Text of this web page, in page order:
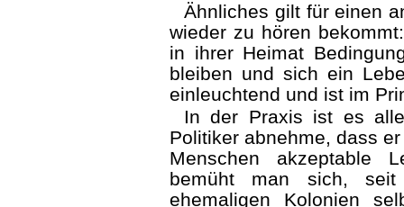
Ähnliches gilt für einen
wieder zu hören
in ihrer Heimat
bleiben und sich ein
einleuchtend und ist im
In der Praxis ist es
Politiker abnehme, dass
Menschen akzeptable
bemüht man sich,
ehemaligen Kolonien